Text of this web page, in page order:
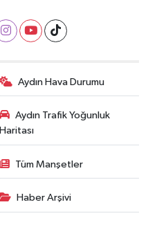
Aydın Hava Durumu
Aydın Trafik Yoğunluk
Haritası
Tüm Manşetler
Haber Arşivi